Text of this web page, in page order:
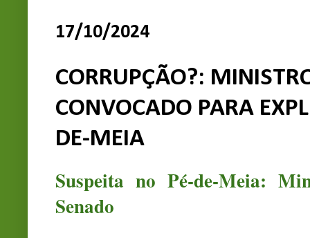
17/10/2024
CORRUPÇÃO?:
CONVOCADO PARA
DE-MEIA
Suspeita no Pé-de-Meia:
Senado